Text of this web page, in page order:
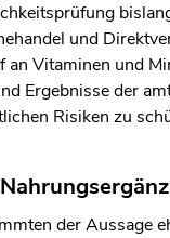
und
Vitaminen und
Ergebnisse der
Risiken zu
der Aussage